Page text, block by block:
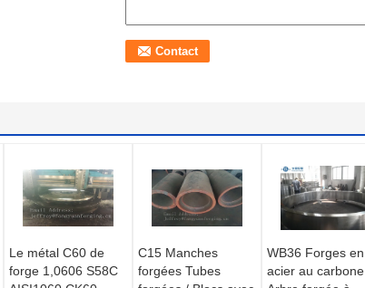
Le métal C60 de
forge 1,0606 S58C
C15 Manches
forgées Tubes
WB36 Forges en
acier au carbone